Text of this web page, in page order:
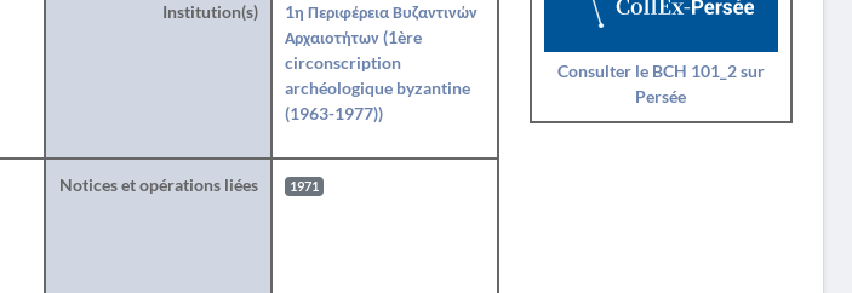
Institution(s)
1η Περιφέρεια Βυζαντινών
Αρχαιοτήτων (1ère
circonscription
archéologique byzantine
(1963-1977))
Notices et opérations liées 1971
Consulter le BCH 101_2 sur
Persée